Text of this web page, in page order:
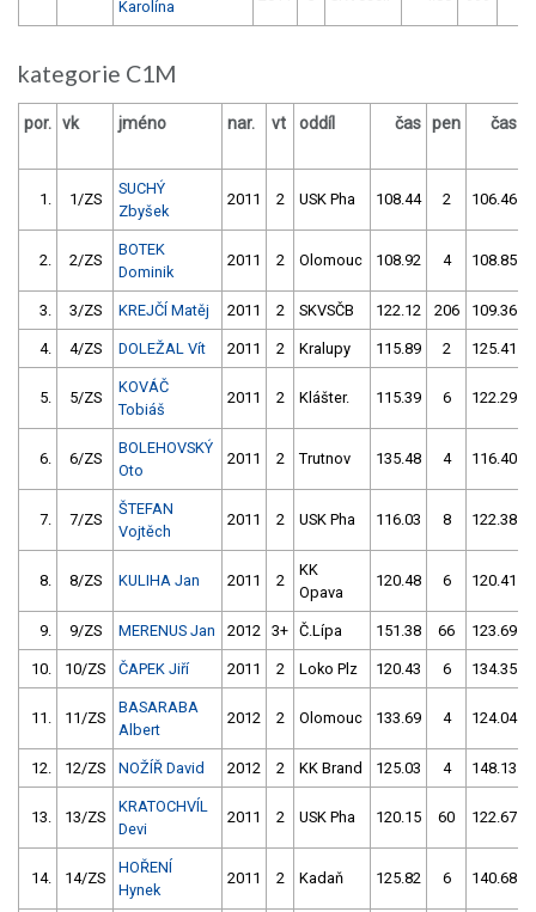
Karolína
kategorie C1M
por. vk jméno nar. vt oddíl čas pen čas
1. 1/ZS
SUCHÝ
Zbyšek
2011 2 USK Pha 108.44 2 106.46
2. 2/ZS
BOTEK
Dominik
2011 2 Olomouc 108.92 4 108.85
3. 3/ZS KREJČÍ Matěj 2011 2 SKVSČB 122.12 206 109.36
4. 4/ZS DOLEŽAL Vít 2011 2 Kralupy 115.89 2 125.41
5. 5/ZS
KOVÁČ
Tobiáš
2011 2 Klášter. 115.39 6 122.29
6. 6/ZS
BOLEHOVSKÝ
Oto
2011 2 Trutnov 135.48 4 116.40
7. 7/ZS
ŠTEFAN
Vojtěch
2011 2 USK Pha 116.03 8 122.38
8. 8/ZS KULIHA Jan 2011 2
KK
Opava
120.48 6 120.41
9. 9/ZS MERENUS Jan 2012 3+ Č.Lípa 151.38 66 123.69
10. 10/ZS ČAPEK Jiří 2011 2 Loko Plz 120.43 6 134.35
11. 11/ZS
BASARABA
Albert
2012 2 Olomouc 133.69 4 124.04
12. 12/ZS NOŽÍŘ David 2012 2 KK Brand 125.03 4 148.13
13. 13/ZS
KRATOCHVÍL
Devi
2011 2 USK Pha 120.15 60 122.67
14. 14/ZS
HOŘENÍ
Hynek
2011 2 Kadaň 125.82 6 140.68